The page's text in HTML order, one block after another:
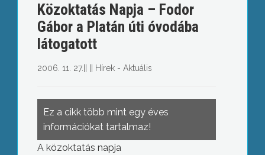
Közoktatás Napja – Fodor
Gábor a Platán úti óvodába
látogatott
2006. 11. 27. Hírek - Aktuális
Ez a cikk több mint egy éves
információkat tartalmaz!
A közoktatás napja